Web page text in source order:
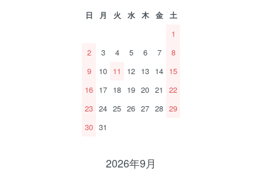
日 月 火 水 木 金
土
1
2
3 4 5 6 7
8
9
10 11 12 13 14 15
16 17 18 19 20 21
22
23 24 25 26 27 28 29
30 31
2026年9月